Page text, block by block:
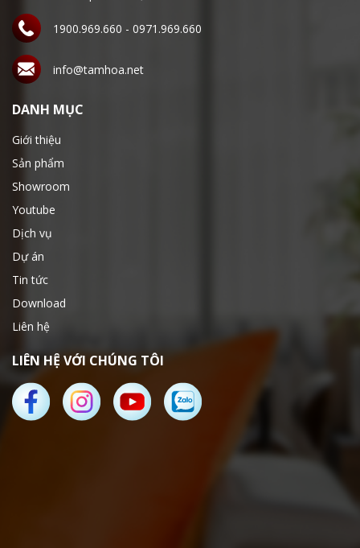
1900.969.660 - 0971.969.660
info@tamhoa.net
DANH MỤC
Giới thiệu
Sản phẩm
Showroom
Youtube
Dịch vụ
Dự án
Tin tức
Download
Liên hệ
LIÊN HỆ VỚI CHÚNG TÔI